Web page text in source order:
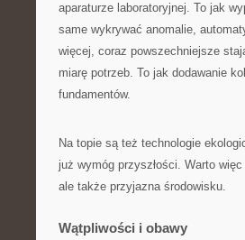
aparaturze laboratoryjnej. To jak
same wykrywać anomalie,
więcej, coraz powszechniejsze
miarę potrzeb. To jak dodawanie
fundamentów.
Na topie są też technologie
już wymóg przyszłości. Warto
ale także przyjazna środowisku.
Wątpliwości i obawy